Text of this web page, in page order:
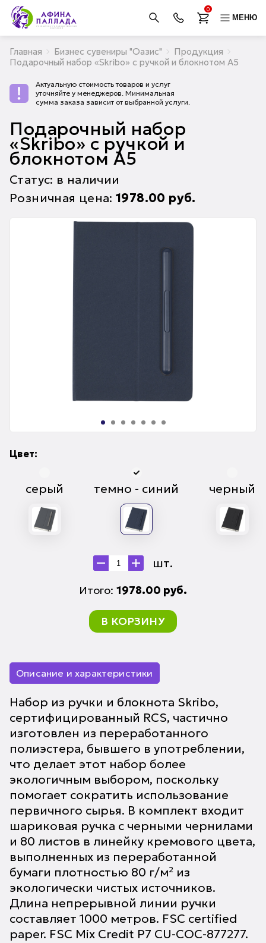
0
МЕНЮ
Главная Бизнес сувениры "Оазис"
Продукция
Подарочный набор «Skribo» с ручкой и блокнотом А5
Актуальную стоимость товаров и услуг
уточняйте у менеджеров. Минимальная
сумма заказа зависит от выбранной услуги.
Подарочный набор
«Skribo» с ручкой и
блокнотом А5
Статус: в наличии
Розничная цена:1978.00 руб.
Цвет:
серый темно - синий черный
шт.
Итого: 1978.00 руб.
В КОРЗИНУ
Описание и характеристики
Набор из ручки и блокнота Skribo,
сертифицированный RCS, частично
изготовлен из переработанного
полиэстера, бывшего в употреблении,
что делает этот набор более
экологичным выбором, поскольку
помогает сократить использование
первичного сырья. В комплект входит
шариковая ручка с черными чернилами
и 80 листов в линейку кремового цвета,
выполненных из переработанной
бумаги плотностью 80 г/м² из
экологически чистых источников.
Длина непрерывной линии ручки
составляет 1000 метров. FSC certified
paper. FSC Mix Credit P7 CU-COC-877277.